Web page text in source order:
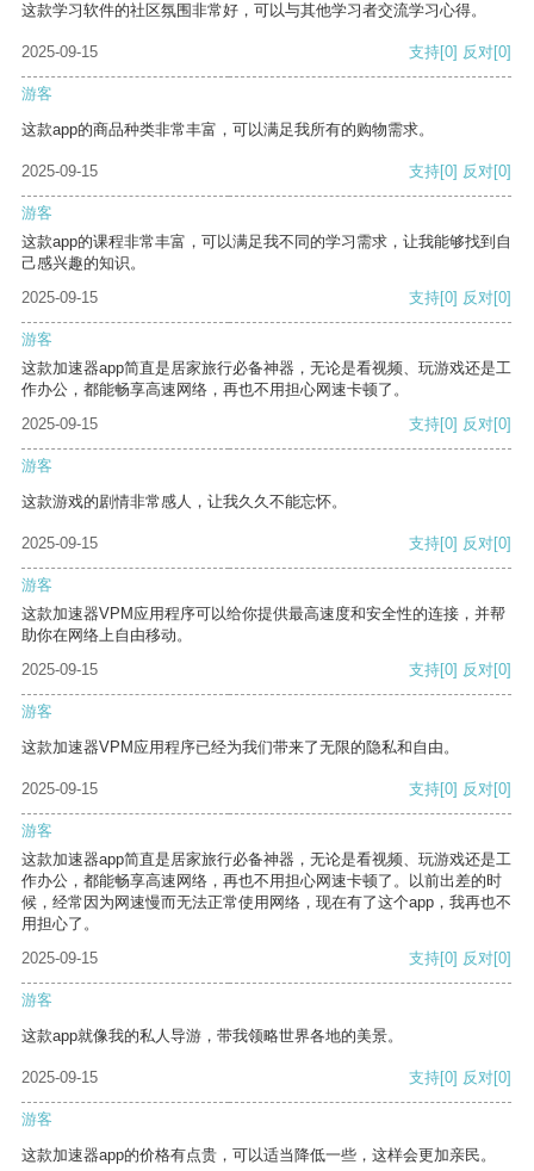
这款学习软件的社区氛围非常好，可以与其他学习者交流学习心得。
2025-09-15 支持[0] 反对[0]
游客
这款app的商品种类非常丰富，可以满足我所有的购物需求。
2025-09-15 支持[0] 反对[0]
游客
这款app的课程非常丰富，可以满足我不同的学习需求，让我能够找到自
己感兴趣的知识。
2025-09-15
支持[0] 反对[0]
游客
这款加速器app简直是居家旅行必备神器，无论是看视频、玩游戏还是工
作办公，都能畅享高速网络，再也不用担心网速卡顿了。
2025-09-15
支持[0] 反对[0]
游客
这款游戏的剧情非常感人，让我久久不能忘怀。
2025-09-15 支持[0] 反对[0]
游客
这款加速器VPM应用程序可以给你提供最高速度和安全性的连接，并帮
助你在网络上自由移动。
2025-09-15
支持[0] 反对[0]
游客
这款加速器VPM应用程序已经为我们带来了无限的隐私和自由。
2025-09-15 支持[0] 反对[0]
游客
这款加速器app简直是居家旅行必备神器，无论是看视频、玩游戏还是工
作办公，都能畅享高速网络，再也不用担心网速卡顿了。以前出差的时
候，经常因为网速慢而无法正常使用网络，现在有了这个app，我再也不
用担心了。
2025-09-15
支持[0] 反对[0]
游客
这款app就像我的私人导游，带我领略世界各地的美景。
2025-09-15 支持[0] 反对[0]
游客
这款加速器app的价格有点贵，可以适当降低一些，这样会更加亲民。